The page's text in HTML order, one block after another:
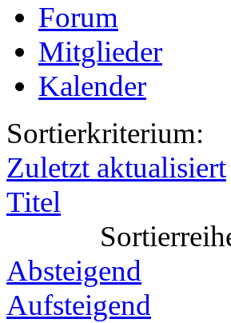
Forum
Mitglieder
Kalender
Sortierkriterium:
Zuletzt aktualisiert
Titel
Absteigend
Aufsteigend